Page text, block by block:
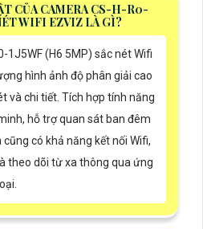
CỦA CAMERA CS-H-R0-
WIFI EZVIZ LÀ GÌ?
1J5WF (H6 5MP) sắc nét Wifi
hình ảnh độ phân giải cao
và chi tiết. Tích hợp tính năng
hỗ trợ quan sát ban đêm
có khả năng kết nối Wifi,
theo dõi từ xa thông qua ứng